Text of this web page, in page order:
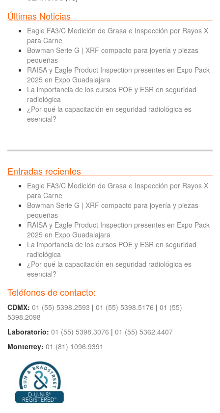
Últimas Noticias
Eagle FA3/C Medición de Grasa e Inspección por Rayos X
para Carne
Bowman Serie G | XRF compacto para joyería y piezas
pequeñas
RAISA y Eagle Product Inspection presentes en Expo Pack
2025 en Expo Guadalajara
La importancia de los cursos POE y ESR en seguridad
radiológica
¿Por qué la capacitación en seguridad radiológica es
esencial?
Entradas recientes
Eagle FA3/C Medición de Grasa e Inspección por Rayos X
para Carne
Bowman Serie G | XRF compacto para joyería y piezas
pequeñas
RAISA y Eagle Product Inspection presentes en Expo Pack
2025 en Expo Guadalajara
La importancia de los cursos POE y ESR en seguridad
radiológica
¿Por qué la capacitación en seguridad radiológica es
esencial?
Teléfonos de contacto:
CDMX: 01 (55) 5398.2593 | 01 (55) 5398.5176 | 01 (55)
5398.2098
Laboratorio: 01 (55) 5398.3076 | 01 (55) 5362.4407
Monterrey: 01 (81) 1096.9391